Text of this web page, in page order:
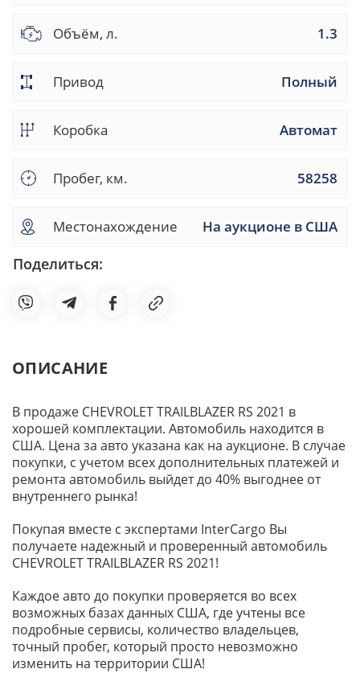
Объём, л. 1.3
Привод Полный
Коробка Автомат
Пробег, км. 58258
Местонахождение На аукционе в США
Поделиться:
ОПИСАНИЕ
В продаже CHEVROLET TRAILBLAZER RS 2021 в
хорошей комплектации. Автомобиль находится в
США. Цена за авто указана как на аукционе. В случае
покупки, с учетом всех дополнительных платежей и
ремонта автомобиль выйдет до 40% выгоднее от
внутреннего рынка!
Покупая вместе с экспертами InterCargo Вы
получаете надежный и проверенный автомобиль
CHEVROLET TRAILBLAZER RS 2021!
Каждое авто до покупки проверяется во всех
возможных базах данных США, где учтены все
подробные сервисы, количество владельцев,
точный пробег, который просто невозможно
изменить на территории США!